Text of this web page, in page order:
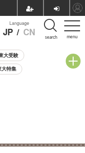
menu
Language
JP / CN search
大受験
大特集